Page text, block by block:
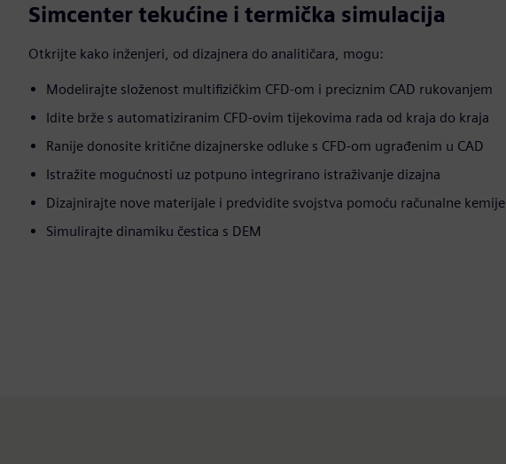
Simcenter tekućine i termička simulacija
Otkrijte kako inženjeri, od dizajnera do analitičara, mogu:
Modelirajte složenost multifizičkim CFD-om i preciznim CAD rukovanjem
Idite brže s automatiziranim CFD-ovim tijekovima rada od kraja do kraja
Ranije donosite kritične dizajnerske odluke s CFD-om ugrađenim u CAD
Istražite mogućnosti uz potpuno integrirano istraživanje dizajna
Dizajnirajte nove materijale i predvidite svojstva pomoću računalne kemije
Simulirajte dinamiku čestica s DEM